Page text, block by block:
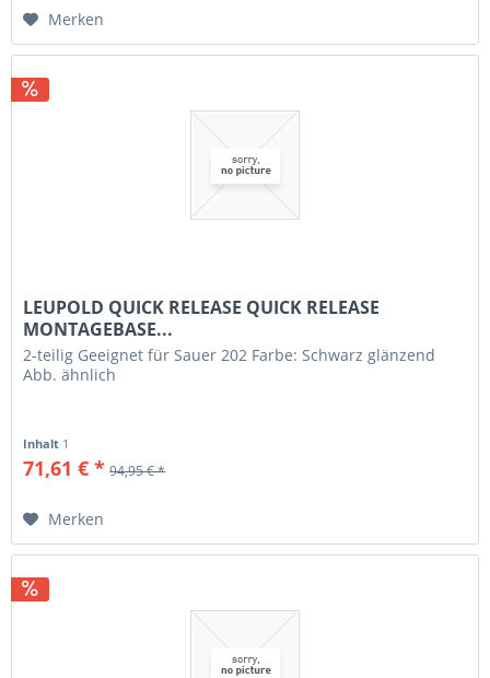
Merken
LEUPOLD QUICK RELEASE QUICK RELEASE
MONTAGEBASE...
2-teilig Geeignet für Sauer 202 Farbe: Schwarz glänzend
Abb. ähnlich
Inhalt 1
71,61 € * 94,95 € *
Merken